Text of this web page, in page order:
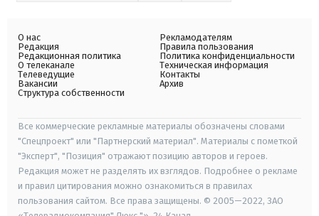
О нас
Редакция
Редакционная политика
О телеканале
Телеведущие
Вакансии
Структура собственности
Рекламодателям
Правила пользования
Политика конфиденциальности
Техническая информация
Контакты
Архив
Все коммерческие рекламные материалы обозначены словами
"Спецпроект" или "Партнерский материал". Материалы с пометкой
"Эксперт", "Позиция" отражают позицию авторов и героев.
Редакция может не разделять их взглядов. Подробнее о рекламе
и правил цитирования можно ознакомиться в правилах
пользования сайтом. Все права защищены. © 2005—2022, ЗАО